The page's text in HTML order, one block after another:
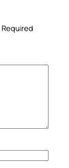
Required